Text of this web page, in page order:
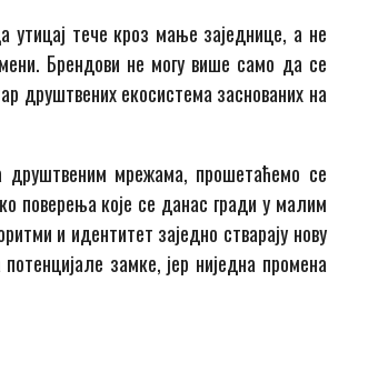
утицај тече кроз мање заједнице, а не
Брендови не могу више само да се
друштвених екосистема заснованих на
друштвеним мрежама, прошетаћемо се
поверења које се данас гради у малим
и идентитет заједно стварају нову
замке, јер ниједна промена